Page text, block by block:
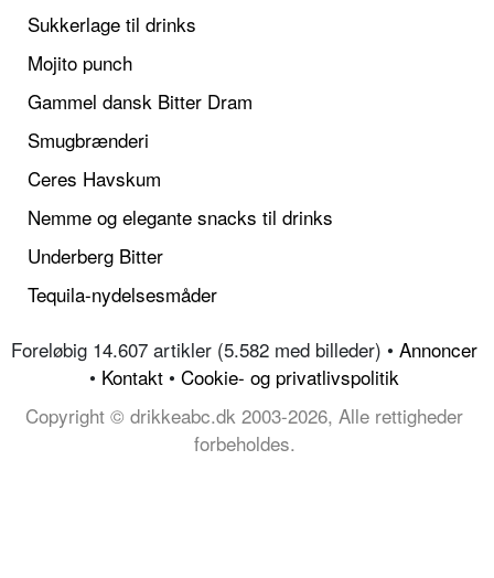
Sukkerlage til drinks
Mojito punch
Gammel dansk Bitter Dram
Smugbrænderi
Ceres Havskum
Nemme og elegante snacks til drinks
Underberg Bitter
Tequila-nydelsesmåder
Foreløbig 14.607 artikler (5.582 med billeder) • Annoncer
• Kontakt • Cookie- og privatlivspolitik
Copyright © drikkeabc.dk 2003-2026, Alle rettigheder
forbeholdes.